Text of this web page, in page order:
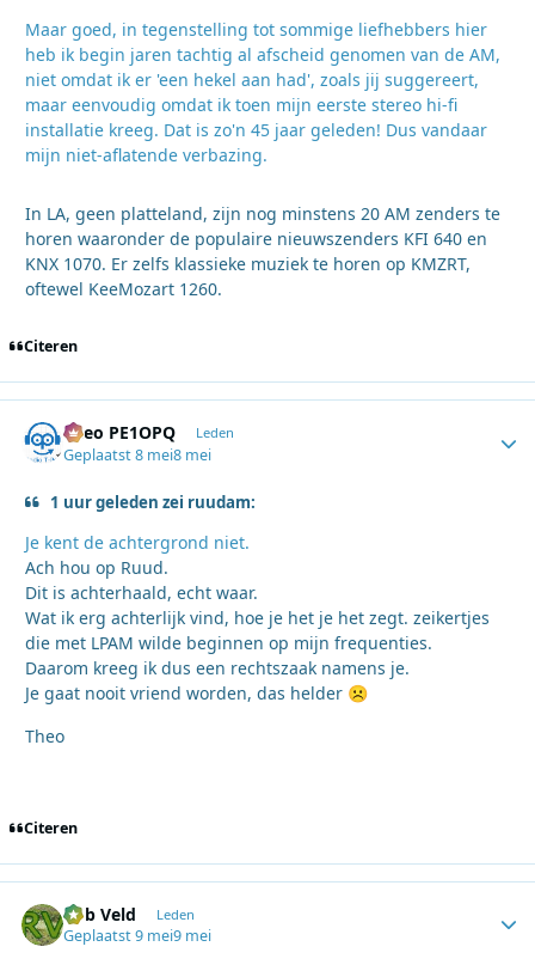
Maar goed, in tegenstelling tot sommige liefhebbers hier
heb ik begin jaren tachtig al afscheid genomen van de AM,
niet omdat ik er 'een hekel aan had', zoals jij suggereert,
maar eenvoudig omdat ik toen mijn eerste stereo hi-fi
installatie kreeg. Dat is zo'n 45 jaar geleden! Dus vandaar
mijn niet-aflatende verbazing.
In LA, geen platteland, zijn nog minstens 20 AM zenders te
horen waaronder de populaire nieuwszenders KFI 640 en
KNX 1070. Er zelfs klassieke muziek te horen op KMZRT,
oftewel KeeMozart 1260.
Citeren
Theo PE1OPQ Leden
Geplaatst8 mei8 mei
1 uur geleden zei ruudam:
Je kent de achtergrond niet.
Ach hou op Ruud.
Dit is achterhaald, echt waar.
Wat ik erg achterlijk vind, hoe je het je het zegt. zeikertjes
die met LPAM wilde beginnen op mijn frequenties.
Daarom kreeg ik dus een rechtszaak namens je.
Je gaat nooit vriend worden, das helder ☹️
Theo
Citeren
Rob Veld Leden
Geplaatst9 mei9 mei